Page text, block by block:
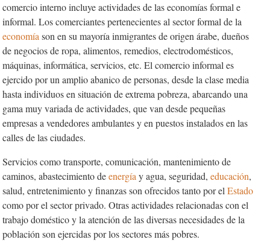
comercio interno incluye actividades de las economías formal e
informal. Los comerciantes pertenecientes al sector formal de la
economía son en su mayoría inmigrantes de origen árabe, dueños
de negocios de ropa, alimentos, remedios, electrodomésticos,
máquinas, informática, servicios, etc. El comercio informal es
ejercido por un amplio abanico de personas, desde la clase media
hasta individuos en situación de extrema pobreza, abarcando una
gama muy variada de actividades, que van desde pequeñas
empresas a vendedores ambulantes y en puestos instalados en las
calles de las ciudades.
Servicios como transporte, comunicación, mantenimiento de
caminos, abastecimiento deenergía y agua, seguridad, educación,
salud, entretenimiento y finanzas son ofrecidos tanto por el Estado
como por el sector privado. Otras actividades relacionadas con el
trabajo doméstico y la atención de las diversas necesidades de la
población son ejercidas por los sectores más pobres.